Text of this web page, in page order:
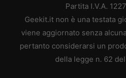
Partita I.V.A.
Geekit.it non è una testata
viene aggiornato senza
pertanto considerarsi un
della legge n. 62